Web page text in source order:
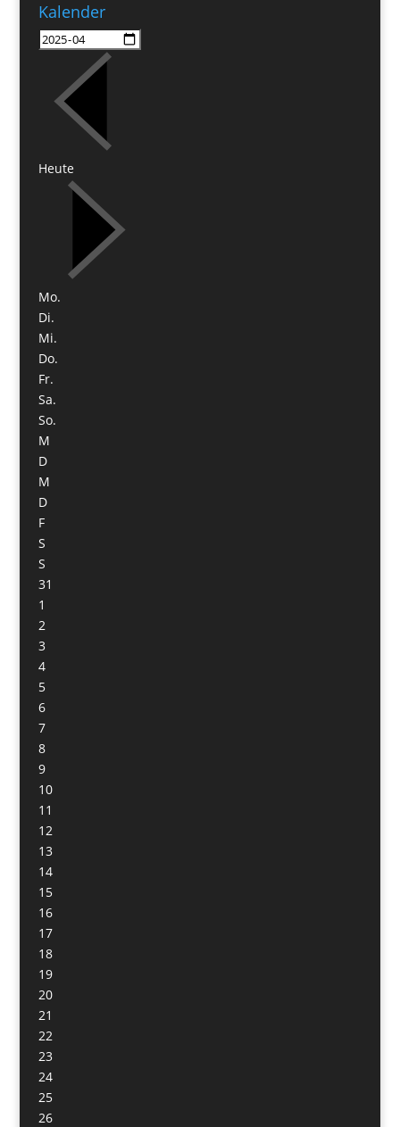
Kalender
Heute
Mo.
Di.
Mi.
Do.
Fr.
Sa.
So.
M
D
M
D
F
S
S
31
1
2
3
4
5
6
7
8
9
10
11
12
13
14
15
16
17
18
19
20
21
22
23
24
25
26